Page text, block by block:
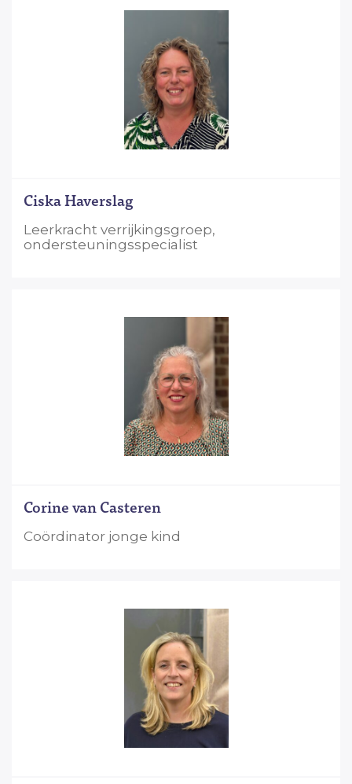
Ciska Haverslag
Leerkracht verrijkingsgroep,
ondersteuningsspecialist
Corine van Casteren
Coördinator jonge kind